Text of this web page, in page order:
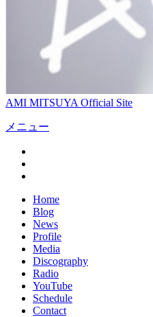
AMI MITSUYA Official Site
メニュー
Home
Blog
News
Profile
Media
Discography
Radio
YouTube
Schedule
Contact